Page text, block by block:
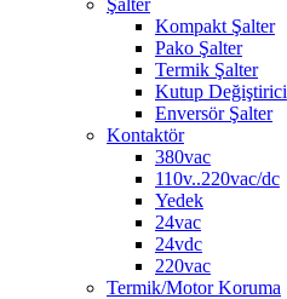
Şalter
Kompakt Şalter
Pako Şalter
Termik Şalter
Kutup Değiştirici
Enversör Şalter
Kontaktör
380vac
110v..220vac/dc
Yedek
24vac
24vdc
220vac
Termik/Motor Koruma